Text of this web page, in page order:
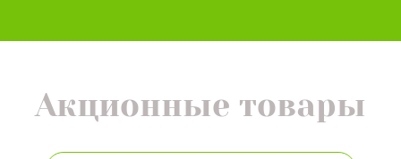
Акционные товары